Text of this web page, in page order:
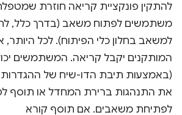
להתקין פונקציית קריאה חוזרת
משתמשים לפתוח משאב (בדרך כלל,
למשאב בחלון כלי הפיתוח). לכל
המותקנים יקבל קריאה. המשתמשים
(באמצעות תיבת הדו-שיח של ההגדרות
את התנהגות ברירת המחדל או תוסף
לפתיחת משאבים. אם תוסף קורא